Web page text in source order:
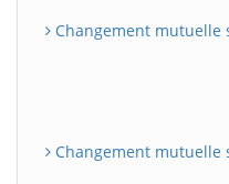
Changement mutuelle
Changement mutuelle